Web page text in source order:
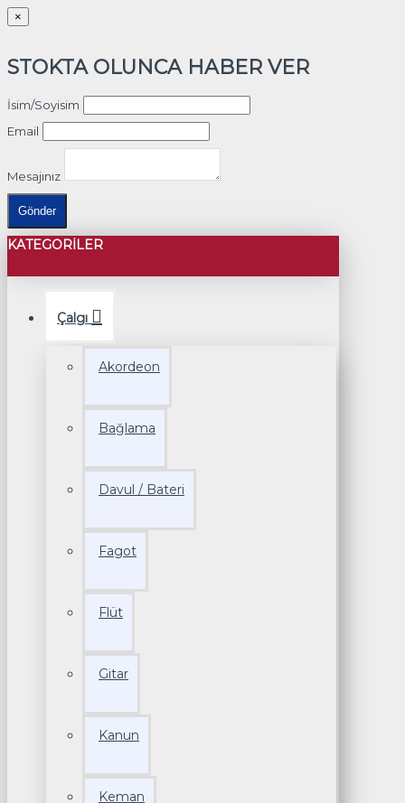
×
STOKTA OLUNCA HABER VER
İsim/Soyisim
Email
Mesajınız
Gönder
KATEGORILER
Çalgı
Akordeon
Bağlama
Davul / Bateri
Fagot
Flüt
Gitar
Kanun
Keman